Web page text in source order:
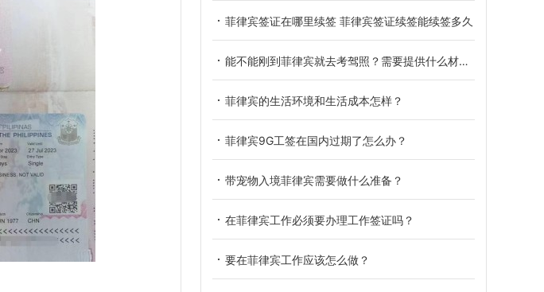
菲律宾签证在哪里续签 菲律宾签证续签能续签多久
能不能刚到菲律宾就去考驾照？需要提供什么材料？
菲律宾的生活环境和生活成本怎样？
菲律宾9G工签在国内过期了怎么办？
带宠物入境菲律宾需要做什么准备？
在菲律宾工作必须要办理工作签证吗？
要在菲律宾工作应该怎么做？